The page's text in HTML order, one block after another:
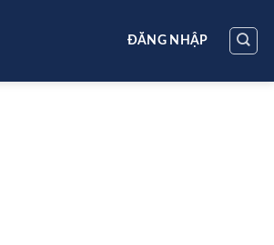
ĐĂNG NHẬP